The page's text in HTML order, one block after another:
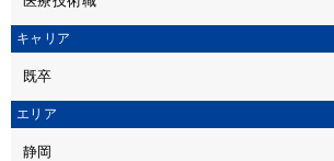
キャリア
既卒
エリア
静岡